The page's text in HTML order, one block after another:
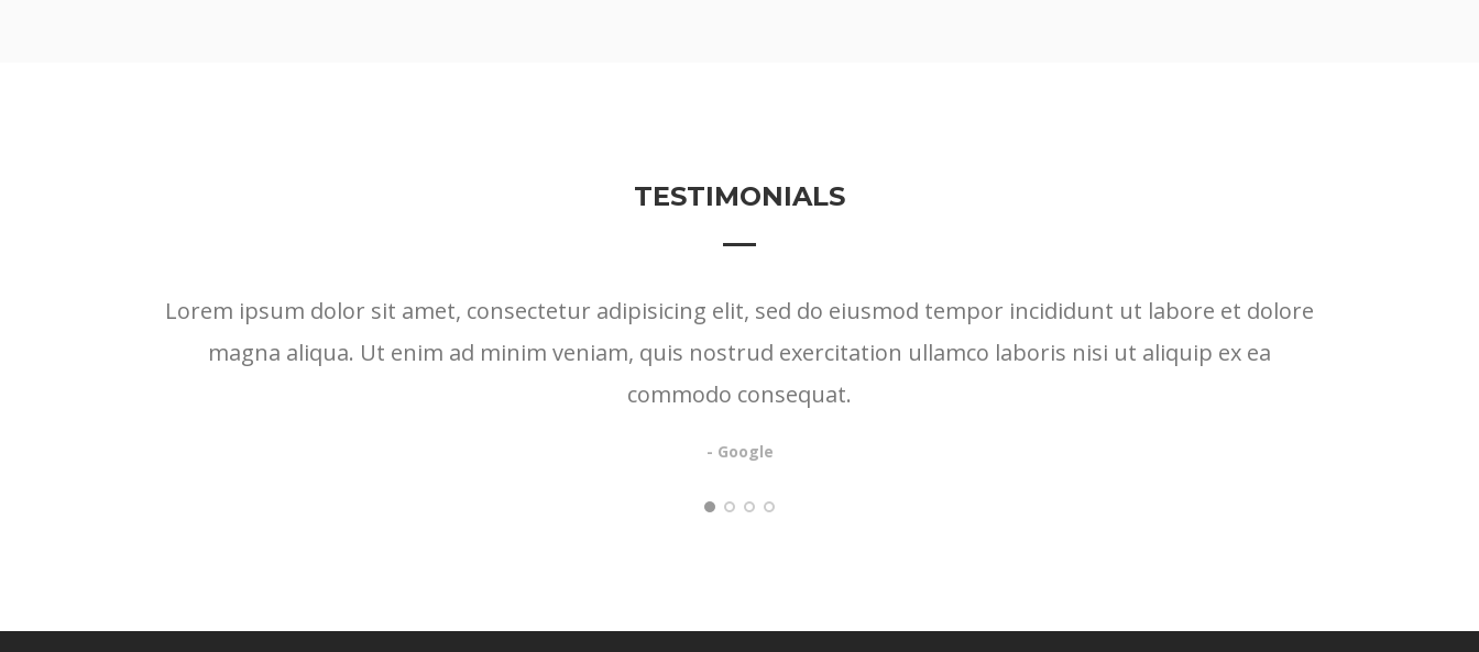
TESTIMONIALS
Lorem ipsum dolor sit amet, consectetur adipisicing elit, sed do eiusmod tempor incididunt ut labore et dolore
magna aliqua. Ut enim ad minim veniam, quis nostrud exercitation ullamco laboris nisi ut aliquip ex ea
commodo consequat.
- Google